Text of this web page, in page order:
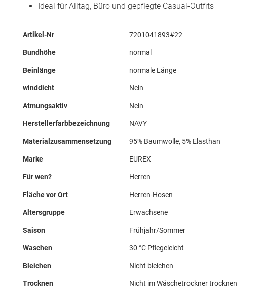
Ideal für Alltag, Büro und gepflegte Casual-Outfits
Mehr
Artikel-Nr 7201041893#22
Bundhöhe normal
Beinlänge normale Länge
winddicht Nein
Atmungsaktiv Nein
Herstellerfarbbezeichnung NAVY
Materialzusammensetzung 95% Baumwolle, 5% Elasthan
Marke EUREX
Für wen? Herren
Fläche vor Ort Herren-Hosen
Altersgruppe Erwachsene
Saison Frühjahr/Sommer
Waschen 30 °C Pflegeleicht
Bleichen Nicht bleichen
Trocknen Nicht im Wäschetrockner trocknen